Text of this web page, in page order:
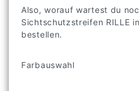
Also, worauf wartest du
Sichtschutzstreifen RILLE
bestellen.
Farbauswahl